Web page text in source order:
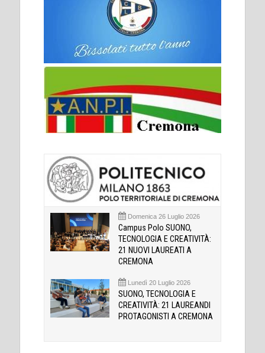
Domenica 26 Luglio 2026
Campus Polo SUONO,
TECNOLOGIA E CREATIVITÀ:
21 NUOVI LAUREATI A
CREMONA
Lunedì 20 Luglio 2026
SUONO, TECNOLOGIA E
CREATIVITÀ: 21 LAUREANDI
PROTAGONISTI A CREMONA